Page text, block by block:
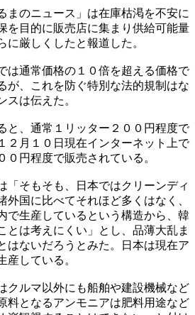
まのニュース」は在庫枯渇を不安に
を目的に販売店に集まり供給可能量
に厳しくしたと報道した。
は通常価格の１０倍を超える価格で
が、これを防ぐ特別な法的規制はな
スは伝えた。
と、通常１リッター２００円程度で
２月１０日現在インターネット上で
０円程度で販売されている。
「そもそも、日本ではクリーンディ
外国に比べてそれほど多くはなく、
で生産しているという構造から、韓
とは考えにくい」とし、品薄大乱ま
はないだろうとみた。日本は現在ア
産している。
クルマ以外にも船舶や建設機械など
料となるアンモニアは肥料用途など